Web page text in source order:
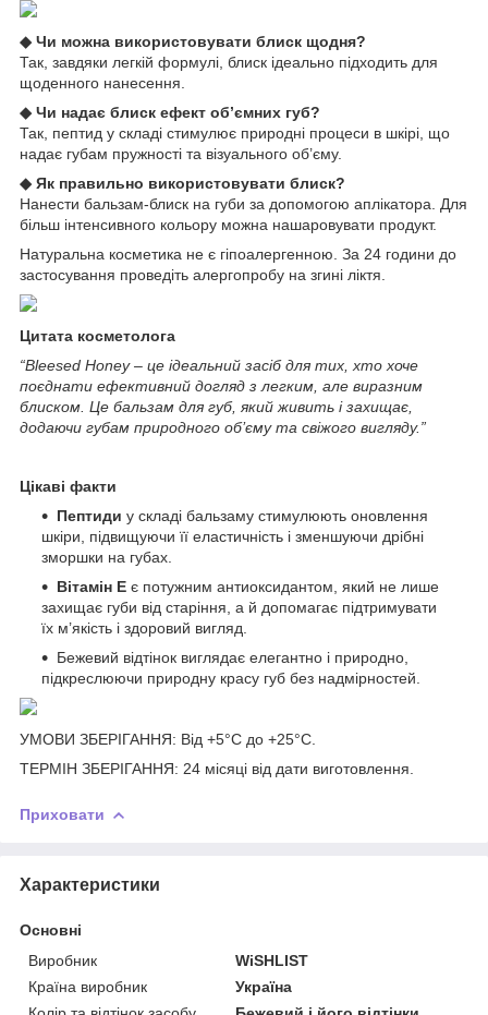
◆ Чи можна використовувати блиск щодня?
Так, завдяки легкій формулі, блиск ідеально підходить для
щоденного нанесення.
◆ Чи надає блиск ефект об’ємних губ?
Так, пептид у складі стимулює природні процеси в шкірі, що
надає губам пружності та візуального об’єму.
◆ Як правильно використовувати блиск?
Нанести бальзам-блиск на губи за допомогою аплікатора. Для
більш інтенсивного кольору можна нашаровувати продукт.
Натуральна косметика не є гіпоалергенною. За 24 години до
застосування проведіть алергопробу на згині ліктя.
Цитата косметолога
“Bleesed Honey – це ідеальний засіб для тих, хто хоче
поєднати ефективний догляд з легким, але виразним
блиском. Це бальзам для губ, який живить і захищає,
додаючи губам природного об’єму та свіжого вигляду.”
Цікаві факти
Пептиди у складі бальзаму стимулюють оновлення
шкіри, підвищуючи її еластичність і зменшуючи дрібні
зморшки на губах.
Вітамін Е є потужним антиоксидантом, який не лише
захищає губи від старіння, а й допомагає підтримувати
їх м’якість і здоровий вигляд.
Бежевий відтінок виглядає елегантно і природно,
підкреслюючи природну красу губ без надмірностей.
УМОВИ ЗБЕРІГАННЯ: Від +5°С до +25°С.
ТЕРМІН ЗБЕРІГАННЯ: 24 місяці від дати виготовлення.
Приховати
Характеристики
Основні
Виробник
WiSHLIST
Країна виробник
Україна